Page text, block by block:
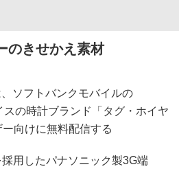
のきせかえ素材
ソフトバンクモバイルの
スの時計ブランド「タグ・ホイヤ
向けに無料配信する
用したパナソニック製3G端